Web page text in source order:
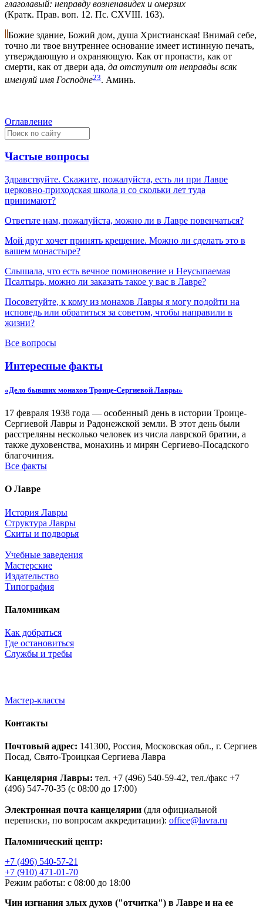
глаголавый: неправду возненавидех и омерзих
(Кратк. Прав. воп. 12. Пс. CXVIII. 163).
Божие здание, Божий дом, душа Христианская! Внимай себе,
точно ли твое внутреннее основание имеет истинную печать,
утверждающую и охраняющую. Как от пропасти, как от
смерти, как от двери ада, да отступит от неправды всяк
именуяй имя Господне23. Аминь.
Оглавление
Частые вопросы
Здравствуйте. Скажите, пожалуйста, есть ли при Лавре
церковно-приходская школа и со скольки лет туда
принимают?
Ответьте нам, пожалуйста, можно ли в Лавре повенчаться?
Мой друг хочет принять крещение. Можно ли сделать это в
вашем монастыре?
Слышала, что есть вечное поминовение и Неусыпаемая
Псалтырь, можно ли заказать такое у вас в Лавре?
Посоветуйте, к кому из монахов Лавры я могу подойти на
исповедь или обратиться за советом, чтобы направили в
жизни?
Все вопросы
Интересные факты
«Дело бывших монахов Троице-Сергиевой Лавры»
17 февраля 1938 года — особенный день в истории Троице-
Сергиевой Лавры и Радонежской земли. В этот день были
расстреляны несколько человек из числа лаврской братии, а
также духовенства, монахинь и мирян Сергиево-Посадского
благочиния.
Все факты
О Лавре
История Лавры
Структура Лавры
Скиты и подворья
Учебные заведения
Мастерские
Издательство
Типография
Паломникам
Как добраться
Где остановиться
Службы и требы
Мастер-классы
Контакты
Почтовый адрес: 141300, Россия, Московская обл., г. Сергиев
Посад, Свято-Троицкая Сергиева Лавра
Канцелярия Лавры: тел. +7 (496) 540-59-42, тел./факс +7
(496) 547-70-35 (с 08:00 до 17:00)
Электронная почта канцелярии (для официальной
переписки, по вопросам аккредитации): office@lavra.ru
Паломнический центр:
+7 (496) 540-57-21
+7 (910) 471-01-70
Режим работы: с 08:00 до 18:00
Чин изгнания злых духов ("отчитка") в Лавре и на ее